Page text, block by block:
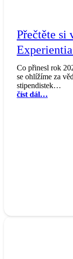
Přečtěte si
Co přinesl rok
se ohlížíme za
stipendistek…
číst dál…